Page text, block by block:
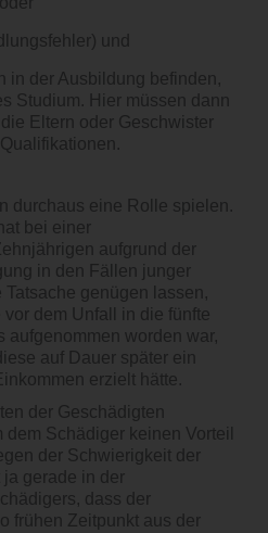
und
in der Ausbildung befinden,
Studium. Hier müssen dann
Eltern oder Geschwister
durchaus eine Rolle spielen.
bei einer
aufgrund der
in den Fällen junger
genügen lassen,
dem Unfall in die fünfte
aufgenommen worden war,
auf Dauer später ein
erzielt hätte.
der Geschädigten
Schädiger keinen Vorteil
der Schwierigkeit der
gerade in der
dass der
frühen Zeitpunkt aus der